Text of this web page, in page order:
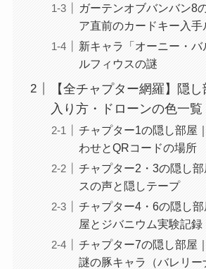
ガーテンオブバンバン8
ア直前のカードキー入手
新キャラ「オーニー・
ルフィウスの謎
【全チャプター網羅】隠し
入り方・ドローンの色一覧
チャプター1の隠し部屋
わせとQRコードの場所
チャプター2・3の隠し
スの声と隠しテープ
チャプター4・6の隠し
屋とジバニウム実験記録
チャプター7の隠し部屋
謎の豚キャラ（バレリー